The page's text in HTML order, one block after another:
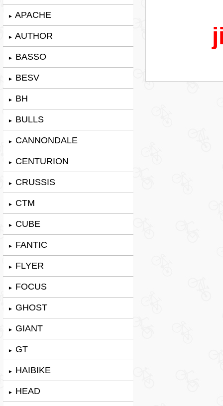
► APACHE
► AUTHOR
► BASSO
► BESV
► BH
► BULLS
► CANNONDALE
► CENTURION
► CRUSSIS
► CTM
► CUBE
► FANTIC
► FLYER
► FOCUS
► GHOST
► GIANT
► GT
► HAIBIKE
► HEAD